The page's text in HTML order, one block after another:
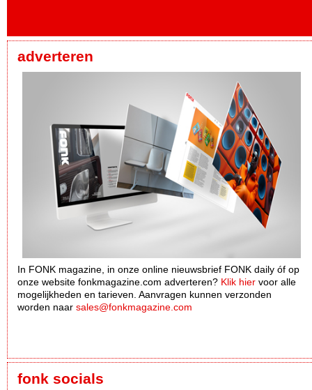
adverteren
In FONK magazine, in onze online nieuwsbrief FONK daily óf op
onze website fonkmagazine.com adverteren? Klik hier voor alle
mogelijkheden en tarieven. Aanvragen kunnen verzonden
worden naar sales@fonkmagazine.com
fonk socials